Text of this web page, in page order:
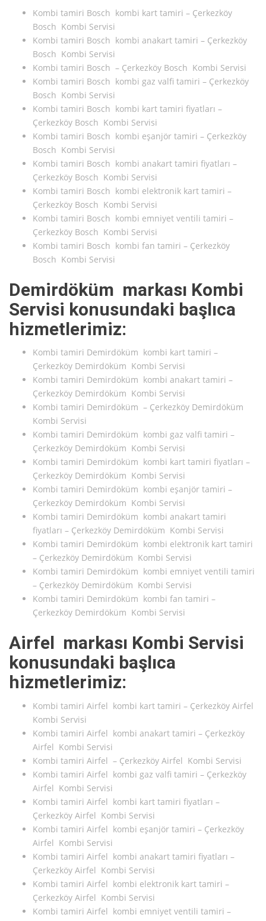
Kombi tamiri Bosch kombi kart tamiri – Çerkezköy
Bosch Kombi Servisi
Kombi tamiri Bosch kombi anakart tamiri – Çerkezköy
Bosch Kombi Servisi
Kombi tamiri Bosch – Çerkezköy Bosch Kombi Servisi
Kombi tamiri Bosch kombi gaz valfi tamiri – Çerkezköy
Bosch Kombi Servisi
Kombi tamiri Bosch kombi kart tamiri fiyatları –
Çerkezköy Bosch Kombi Servisi
Kombi tamiri Bosch kombi eşanjör tamiri – Çerkezköy
Bosch Kombi Servisi
Kombi tamiri Bosch kombi anakart tamiri fiyatları –
Çerkezköy Bosch Kombi Servisi
Kombi tamiri Bosch kombi elektronik kart tamiri –
Çerkezköy Bosch Kombi Servisi
Kombi tamiri Bosch kombi emniyet ventili tamiri –
Çerkezköy Bosch Kombi Servisi
Kombi tamiri Bosch kombi fan tamiri – Çerkezköy
Bosch Kombi Servisi
Demirdöküm markası Kombi
Servisi konusundaki başlıca
hizmetlerimiz:
Kombi tamiri Demirdöküm kombi kart tamiri –
Çerkezköy Demirdöküm Kombi Servisi
Kombi tamiri Demirdöküm kombi anakart tamiri –
Çerkezköy Demirdöküm Kombi Servisi
Kombi tamiri Demirdöküm – Çerkezköy Demirdöküm
Kombi Servisi
Kombi tamiri Demirdöküm kombi gaz valfi tamiri –
Çerkezköy Demirdöküm Kombi Servisi
Kombi tamiri Demirdöküm kombi kart tamiri fiyatları –
Çerkezköy Demirdöküm Kombi Servisi
Kombi tamiri Demirdöküm kombi eşanjör tamiri –
Çerkezköy Demirdöküm Kombi Servisi
Kombi tamiri Demirdöküm kombi anakart tamiri
fiyatları – Çerkezköy Demirdöküm Kombi Servisi
Kombi tamiri Demirdöküm kombi elektronik kart tamiri
– Çerkezköy Demirdöküm Kombi Servisi
Kombi tamiri Demirdöküm kombi emniyet ventili tamiri
– Çerkezköy Demirdöküm Kombi Servisi
Kombi tamiri Demirdöküm kombi fan tamiri –
Çerkezköy Demirdöküm Kombi Servisi
Airfel markası Kombi Servisi
konusundaki başlıca
hizmetlerimiz:
Kombi tamiri Airfel kombi kart tamiri – Çerkezköy Airfel
Kombi Servisi
Kombi tamiri Airfel kombi anakart tamiri – Çerkezköy
Airfel Kombi Servisi
Kombi tamiri Airfel – Çerkezköy Airfel Kombi Servisi
Kombi tamiri Airfel kombi gaz valfi tamiri – Çerkezköy
Airfel Kombi Servisi
Kombi tamiri Airfel kombi kart tamiri fiyatları –
Çerkezköy Airfel Kombi Servisi
Kombi tamiri Airfel kombi eşanjör tamiri – Çerkezköy
Airfel Kombi Servisi
Kombi tamiri Airfel kombi anakart tamiri fiyatları –
Çerkezköy Airfel Kombi Servisi
Kombi tamiri Airfel kombi elektronik kart tamiri –
Çerkezköy Airfel Kombi Servisi
Kombi tamiri Airfel kombi emniyet ventili tamiri –